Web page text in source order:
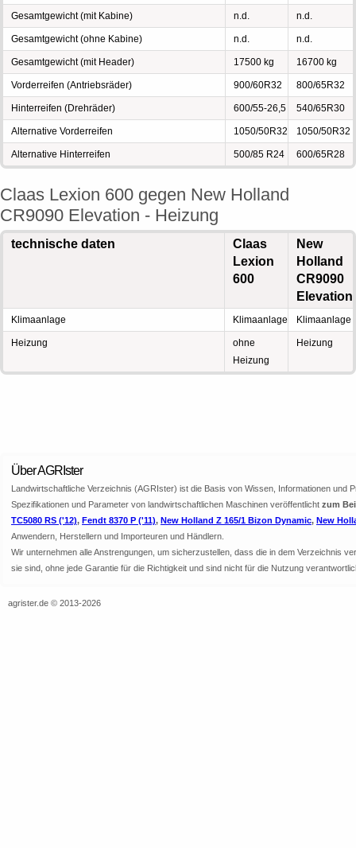
Gesamtgewicht (mit Kabine) n.d. n.d.
Gesamtgewicht (ohne Kabine) n.d. n.d.
Gesamtgewicht (mit Header) 17500 kg 16700 kg
Vorderreifen (Antriebsräder) 900/60R32 800/65R32
Hinterreifen (Drehräder) 600/55-26,5 540/65R30
Alternative Vorderreifen 1050/50R32 1050/50R32
Alternative Hinterreifen 500/85 R24 600/65R28
Claas Lexion 600 gegen New Holland
CR9090 Elevation - Heizung
technische daten
Claas
Lexion
600
New
Holland
CR9090
Elevation
Klimaanlage Klimaanlage Klimaanlage
Heizung
ohne
Heizung
Heizung
Über AGRIster
Landwirtschaftliche Verzeichnis (AGRIster) ist die Basis von Wissen, Informationen
Spezifikationen und Parameter von landwirtschaftlichen Maschinen veröffentlicht zum
TC5080 RS ('12), Fendt 8370 P ('11), New Holland Z 165/1 Bizon Dynamic, New
Anwendern, Herstellern und Importeuren und Händlern.
Wir unternehmen alle Anstrengungen, um sicherzustellen, dass die in dem Verzeichnis
sie sind, ohne jede Garantie für die Richtigkeit und sind nicht für die Nutzung
agrister.de © 2013-2026